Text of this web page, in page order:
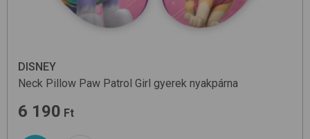
DISNEY
Neck Pillow Paw Patrol Girl gyerek nyakpárna
6 190 Ft